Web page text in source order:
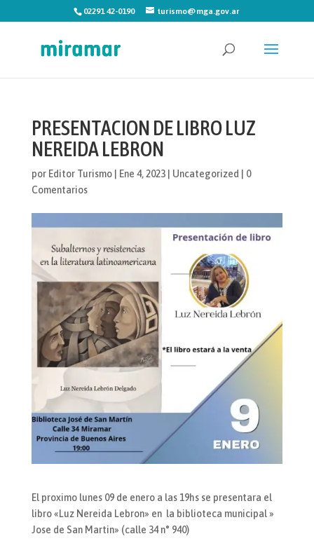
02291 42-0190 turismo@mga.gov.ar
PRESENTACION DE LIBRO LUZ
NEREIDA LEBRON
por Editor Turismo| Ene 4, 2023| Uncategorized
0
Comentarios
El proximo lunes 09 de enero a las 19hs se presentara el
libro «Luz Nereida Lebron» en la biblioteca municipal »
Jose de San Martin» (calle 34 n° 940)